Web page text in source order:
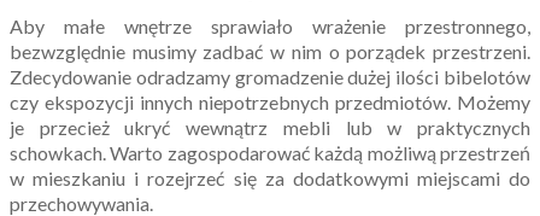
Aby małe wnętrze sprawiało wrażenie przestronnego,
bezwzględnie musimy zadbać w nim o porządek przestrzeni.
Zdecydowanie odradzamy gromadzenie dużej ilości bibelotów
czy ekspozycji innych niepotrzebnych przedmiotów. Możemy
je przecież ukryć wewnątrz mebli lub w praktycznych
schowkach. Warto zagospodarować każdą możliwą przestrzeń
w mieszkaniu i rozejrzeć się za dodatkowymi miejscami do
przechowywania.